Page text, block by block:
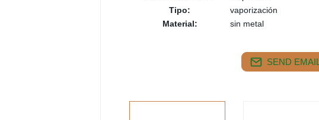
Tipo:
vaporización
Material:
sin metal
SEND